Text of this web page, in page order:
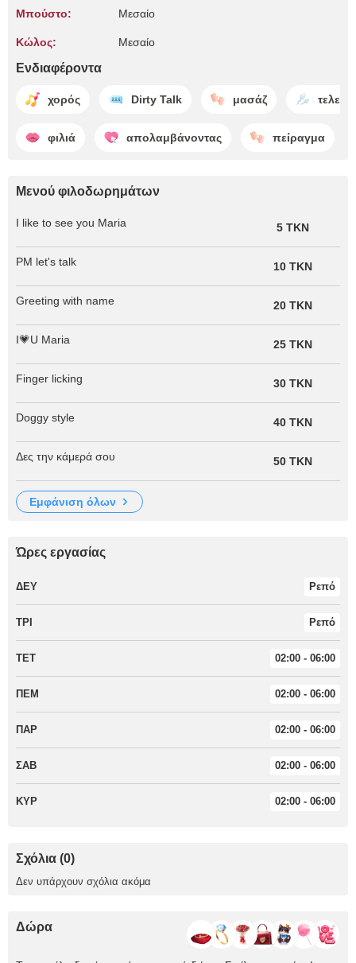
Μπούστο: Μεσαίο
Κώλος: Μεσαίο
Ενδιαφέροντα
χορός Dirty Talk μασάζ
φιλιά απολαμβάνοντας πείραγμα
Μενού φιλοδωρημάτων
I like to see you Maria 5 TKN
PM let's talk 10 TKN
Greeting with name 20 TKN
I💗U Maria 25 TKN
Finger licking 30 TKN
Doggy style 40 TKN
Δες την κάμερά σου 50 TKN
εμφάνιση όλων
Ώρες εργασίας
ΔΕΥ Ρεπό
ΤΡΙ Ρεπό
ΤΕΤ 02:00 - 06:00
ΠΕΜ 02:00 - 06:00
ΠΑΡ 02:00 - 06:00
ΣΑΒ 02:00 - 06:00
ΚΥΡ 02:00 - 06:00
Σχόλια (0)
Δεν υπάρχουν σχόλια ακόμα
Δώρα